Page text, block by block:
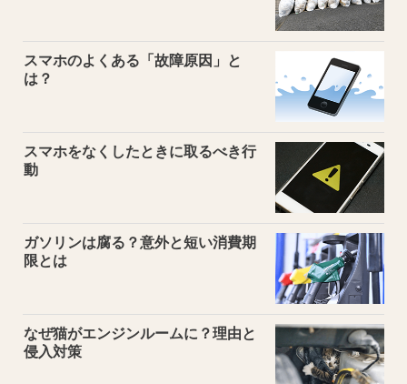
スマホのよくある「故障原因」と
は？
スマホをなくしたときに取るべき行
動
ガソリンは腐る？意外と短い消費期
限とは
なぜ猫がエンジンルームに？理由と
侵入対策